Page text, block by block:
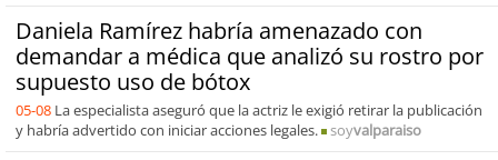
Daniela Ramírez habría amenazado con
demandar a médica que analizó su rostro por
supuesto uso de bótox
05-08 La especialista aseguró que la actriz le exigió retirar la publicación
y habría advertido con iniciar acciones legales.
soyvalparaiso